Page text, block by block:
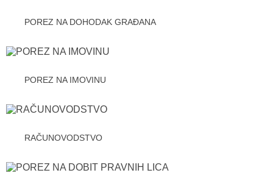
POREZ NA DOHODAK GRAĐANA
POREZ NA IMOVINU
RAČUNOVODSTVO